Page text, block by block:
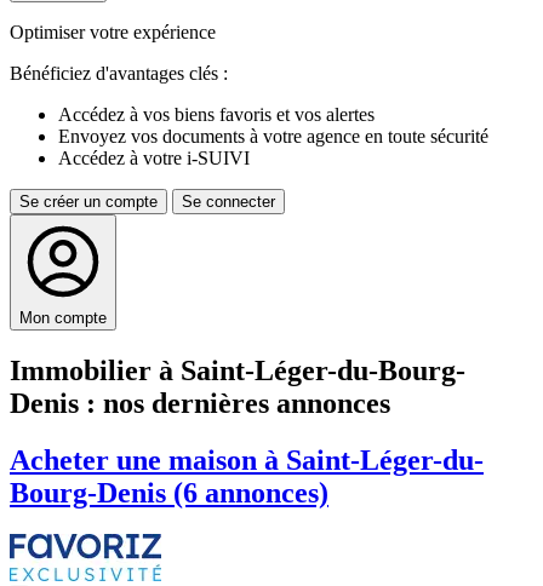
Optimiser votre expérience
Bénéficiez d'avantages clés :
Accédez à vos biens favoris et vos alertes
Envoyez vos documents à votre agence en toute sécurité
Accédez à votre i-SUIVI
Se créer un compte Se connecter
Mon compte
Immobilier à Saint-Léger-du-Bourg-
Denis : nos dernières annonces
Acheter une maison à Saint-Léger-du-
Bourg-Denis (6 annonces)